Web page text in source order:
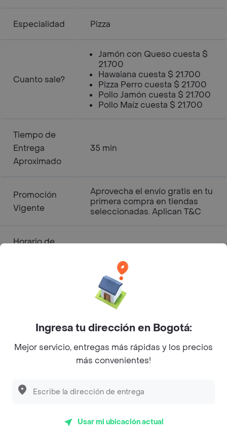
Especialidad Pizza
Cuanto sale?
Jamón con Queso cuesta $
21.700
Hawaiana cuesta $ 21.700
Pizza Perro cuesta $ 21.700
Pollo Jamón cuesta $ 21.700
Pollo Maíz cuesta $ 21.700
Tiempo de
Entrega
Aproximado
35 min
Promoción
Vigente
Aprovecha el envío gratis en tu
primera compra en tiendas
seleccionadas. Aplican T&C
Horario de
22:30:00
Barretos-Pizza - Norte-Centro
Histórico Menú a Domicilio
Pizza
Ingresa tu dirección en Bogotá:
Mejor servicio, entregas más rápidas y los precios
más convenientes!
Usar mi ubicación actual